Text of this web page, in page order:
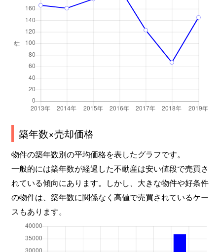
築年数×売却価格
物件の築年数別の平均価格を表したグラフです。
一般的には築年数が経過した不動産は安い値段で売買さ
れている傾向にあります。しかし、大きな物件や好条件
の物件は、築年数に関係なく高値で売買されているケー
スもあります。